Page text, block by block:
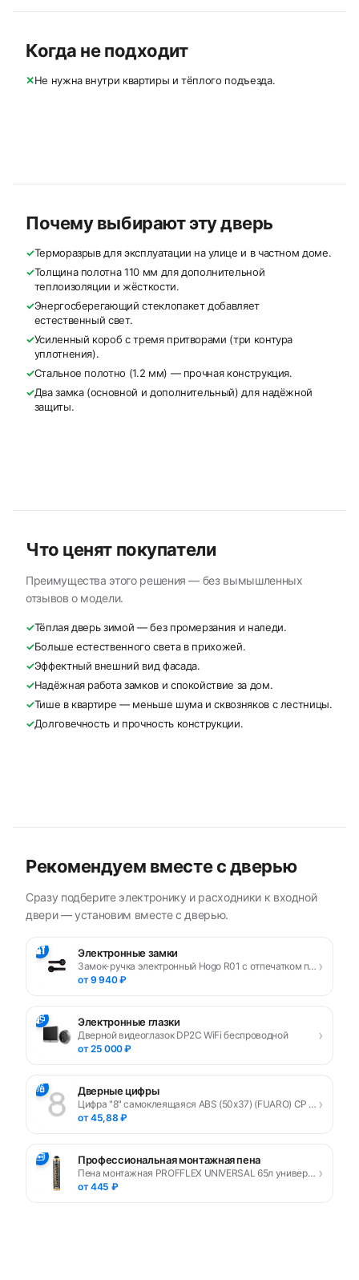
Когда не подходит
✕Не нужна внутри квартиры и тёплого подъезда.
Почему выбирают эту дверь
✓Терморазрыв для эксплуатации на улице и в частном доме.
✓Толщина полотна 110 мм для дополнительной
теплоизоляции и жёсткости.
✓Энергосберегающий стеклопакет добавляет
естественный свет.
✓Усиленный короб с тремя притворами (три контура
уплотнения).
✓Стальное полотно (1.2 мм) — прочная конструкция.
✓Два замка (основной и дополнительный) для надёжной
защиты.
Что ценят покупатели
Преимущества этого решения — без вымышленных
отзывов о модели.
✓Тёплая дверь зимой — без промерзания и наледи.
✓Больше естественного света в прихожей.
✓Эффектный внешний вид фасада.
✓Надёжная работа замков и спокойствие за дом.
✓Тише в квартире — меньше шума и сквозняков с лестницы.
✓Долговечность и прочность конструкции.
Рекомендуем вместе с дверью
Сразу подберите электронику и расходники к входной
двери — установим вместе с дверью.
🔐 Электронные замки
Замок-ручка электронный Hogo R01 с отпечатком пальца, черный
от 9 940 ₽
›
📹 Электронные глазки
Дверной видеоглазок DP2C WiFi беспроводной
от 25 000 ₽
›
🔢 Дверные цифры
Цифра "8" самоклеящаяся ABS (50х37) (FUARO) CP хром
от 45,88 ₽
›
🧰 Профессиональная монтажная пена
Пена монтажная PROFFLEX UNIVERSAL 65л универсальная
от 445 ₽
›